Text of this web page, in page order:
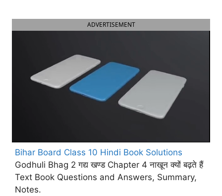
ADVERTISEMENT
Bihar Board Class 10 Hindi Book Solutions
Godhuli Bhag 2 गद्य खण्ड Chapter 4 नाखून क्यों बढ़ते हैं
Text Book Questions and Answers, Summary,
Notes.